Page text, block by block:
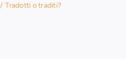
Tradotti o traditi?